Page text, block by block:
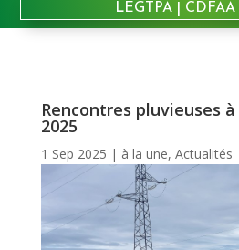
LEGTPA| CDFAA
Rencontres pluvieuses
2025
1 Sep 2025 | à la une, Actualités